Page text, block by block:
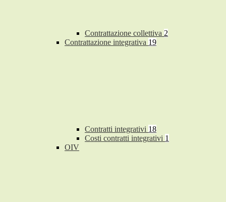
Contrattazione collettiva 2
Contrattazione integrativa 19
Contratti integrativi 18
Costi contratti integrativi 1
OIV